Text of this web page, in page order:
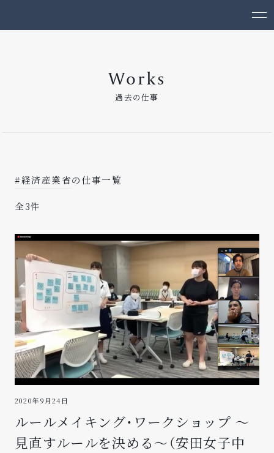
Works
過去の仕事
#経済産業省の仕事一覧
全3件
2020年9月24日
ルールメイキング・ワークショップ 〜
見直すルールを決める〜（安田女子中